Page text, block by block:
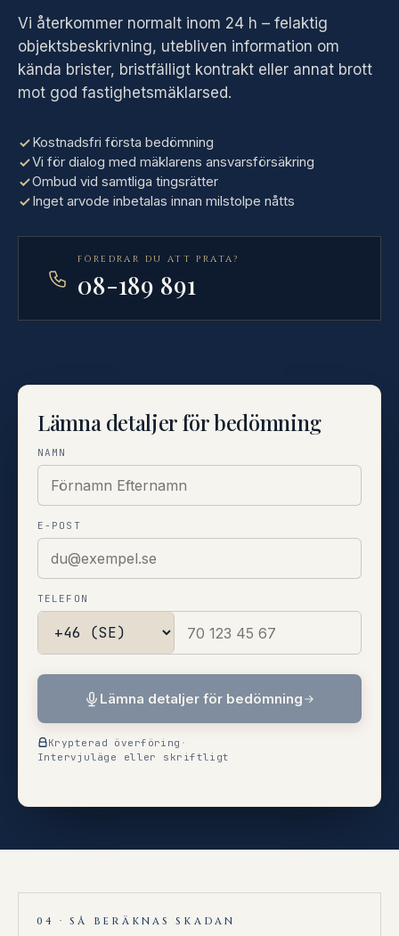
Vi återkommer normalt inom 24 h – felaktig
objektsbeskrivning, utebliven information om
kända brister, bristfälligt kontrakt eller annat brott
mot god fastighetsmäklarsed.
Kostnadsfri första bedömning
Vi för dialog med mäklarens ansvarsförsäkring
Ombud vid samtliga tingsrätter
Inget arvode inbetalas innan milstolpe nåtts
FÖREDRAR DU ATT PRATA?
08-189 891
Lämna detaljer för bedömning
NAMN
E-POST
TELEFON
Lämna detaljer för bedömning
Krypterad överföring ·
Intervjuläge eller skriftligt
04 · SÅ BERÄKNAS SKADAN